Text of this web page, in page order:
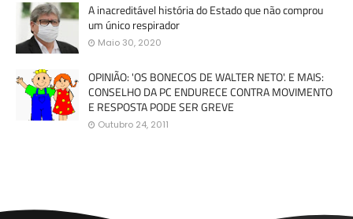
A inacreditável história do Estado que não comprou
um único respirador
Maio 30, 2020
OPINIÃO: 'OS BONECOS DE WALTER NETO'. E MAIS:
CONSELHO DA PC ENDURECE CONTRA MOVIMENTO
E RESPOSTA PODE SER GREVE
Outubro 24, 2011